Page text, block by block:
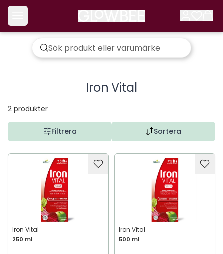
Iron Vital
2 produkter
Filtrera Sortera
Iron Vital
250 ml
Iron Vital
500 ml